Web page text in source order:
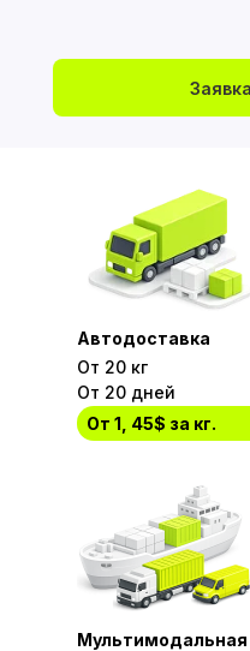
Мультимодальная
Автодоставка
От 20 кг
От 20 дней
От 1, 45$ за кг.